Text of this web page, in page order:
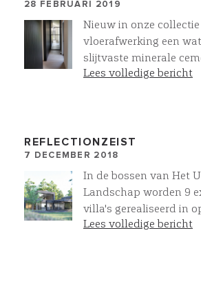
heeft een
December van
In de zomermaanden,
gecombineerd met
in de woning, loopt dit
voor verwarming,
28 FEBRUARI 2019
Nieuw in onze collectie
vloerafwerking een
slijtvaste minerale
geschikt voor natte
kleuren!
Lees volledige bericht
REFLECTIONZEIST
7 DECEMBER 2018
In de bossen van Het
Landschap worden 9
villa's gerealiseerd in
MOD Invest. Deze
Lees volledige bericht